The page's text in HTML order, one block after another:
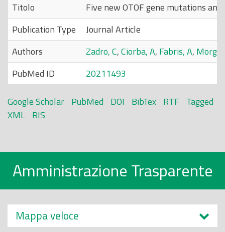
Titolo
Five new OTOF gene mutations
Publication Type
Journal Article
Authors
Zadro, C,Ciorba, A, Fabris, A,
PubMed ID
20211493
Google Scholar PubMed DOI BibTex RTF Tagged
XML RIS
Amministrazione Trasparente
Mappa veloce